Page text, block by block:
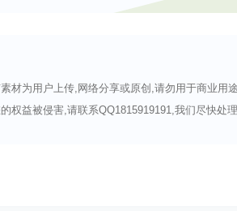
材为用户上传,网络分享或原创,请勿用于商业用
权益被侵害,请联系QQ1815919191,我们尽快处